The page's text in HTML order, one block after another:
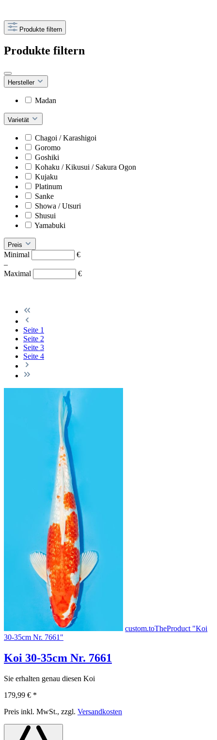
Produkte filtern
Produkte filtern
Hersteller
Madan
Varietät
Chagoi / Karashigoi
Goromo
Goshiki
Kohaku / Kikusui / Sakura Ogon
Kujaku
Platinum
Sanke
Showa / Utsuri
Shusui
Yamabuki
Preis
Minimal
€
–
Maximal
€
Seite 1
Seite 2
Seite 3
Seite 4
custom.toTheProduct "Koi
30-35cm Nr. 7661"
Koi 30-35cm Nr. 7661
Sie erhalten genau diesen Koi
179,99 € *
Preis inkl. MwSt., zzgl. Versandkosten